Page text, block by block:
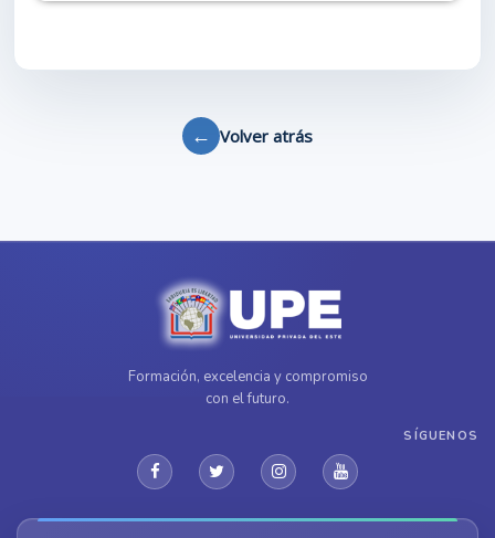
← Volver atrás
Formación, excelencia y compromiso
con el futuro.
SÍGUENOS